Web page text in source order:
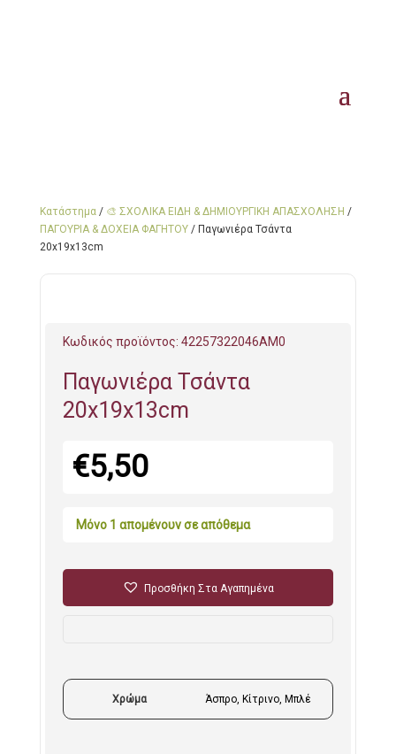
Κατάστημα/ 🎨 ΣΧΟΛΙΚΑ ΕΙΔΗ & ΔΗΜΙΟΥΡΓΙΚΗ ΑΠΑΣΧΟΛΗΣΗ /
ΠΑΓΟΥΡΙΑ & ΔΟΧΕΙΑ ΦΑΓΗΤΟΥ/ Παγωνιέρα Τσάντα
20x19x13cm
Κωδικός προϊόντος: 42257322046AM0
Παγωνιέρα Τσάντα
20x19x13cm
€5,50
Μόνο 1 απομένουν σε απόθεμα
Προσθήκη Στα Αγαπημένα
Χρώμα Άσπρο, Κίτρινο, Μπλέ